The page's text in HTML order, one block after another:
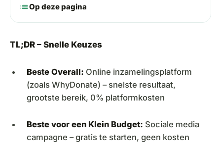
listOp deze pagina
TL;DR – Snelle Keuzes
Beste Overall: Online inzamelingsplatform
(zoals WhyDonate) – snelste resultaat,
grootste bereik, 0% platformkosten
Beste voor een Klein Budget: Sociale media
campagne – gratis te starten, geen kosten